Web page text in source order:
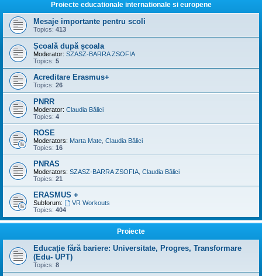
Proiecte educationale internationale si europene
Mesaje importante pentru scoli
Topics: 413
Școală după școala
Moderator: SZASZ-BARRA ZSOFIA
Topics: 5
Acreditare Erasmus+
Topics: 26
PNRR
Moderator: Claudia Bălici
Topics: 4
ROSE
Moderators: Marta Mate Claudia Bălici
Topics: 16
PNRAS
Moderators: SZASZ-BARRA ZSOFIA Claudia Bălici
Topics: 21
ERASMUS +
Subforum:
VR Workouts
Topics: 404
Proiecte
Educație fără bariere: Universitate, Progres, Transformare
(Edu- UPT)
Topics: 8